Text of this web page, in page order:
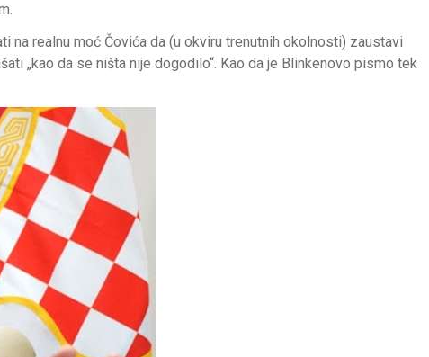
realnu moć Čovića da (u okviru trenutnih okolnosti) zaustavi
„kao da se ništa nije dogodilo“. Kao da je Blinkenovo pismo tek